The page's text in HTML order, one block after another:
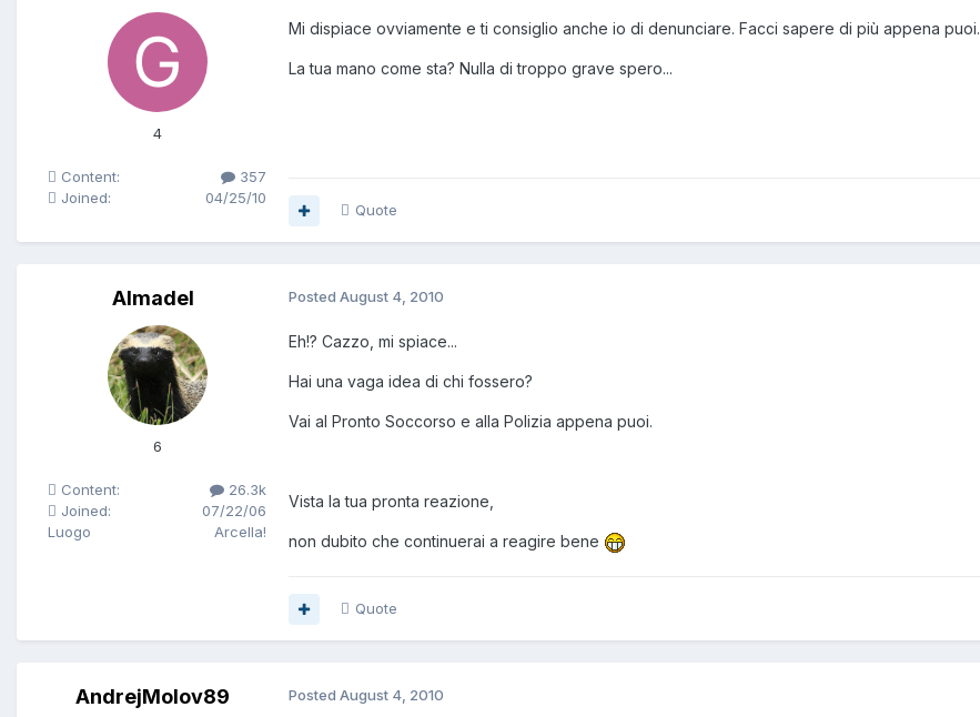
4
Content:
357
Joined:
04/25/10
Mi dispiace ovviamente e ti consiglio anche io di denunciare. Facci sapere di più appena puoi.
La tua mano come sta? Nulla di troppo grave spero...
Quote
Almadel
6
Content:
26.3k
Joined:
07/22/06
Luogo
Arcella!
Posted August 4, 2010
Eh!? Cazzo, mi spiace...
Hai una vaga idea di chi fossero?
Vai al Pronto Soccorso e alla Polizia appena puoi.
Vista la tua pronta reazione,
non dubito che continuerai a reagire bene
Quote
AndrejMolov89 Posted August 4, 2010